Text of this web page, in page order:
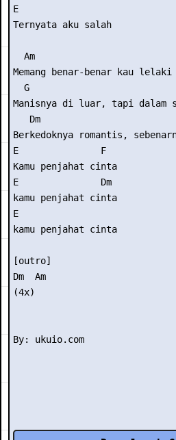
E
Ternyata aku salah
  Am
Memang benar-benar kau
  G
Manisnya di luar, tapi dalam
   Dm
Berkedoknya romantis,
E               F
Kamu penjahat cinta
E               Dm
kamu penjahat cinta
E
kamu penjahat cinta
[outro]
Dm  Am
(4x)